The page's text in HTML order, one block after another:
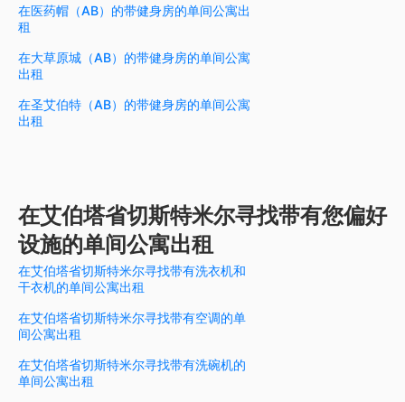
在医药帽（AB）的带健身房的单间公寓出
租
在大草原城（AB）的带健身房的单间公寓
出租
在圣艾伯特（AB）的带健身房的单间公寓
出租
在艾伯塔省切斯特米尔寻找带有您偏好
设施的单间公寓出租
在艾伯塔省切斯特米尔寻找带有洗衣机和
干衣机的单间公寓出租
在艾伯塔省切斯特米尔寻找带有空调的单
间公寓出租
在艾伯塔省切斯特米尔寻找带有洗碗机的
单间公寓出租